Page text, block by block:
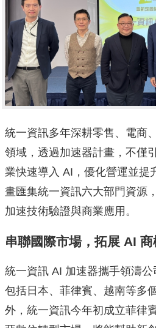
統一資訊多年深耕零售、電商
領域，透過加速器計畫，不僅
業快速導入 AI，優化營運並提
畫匯集統一資訊六大部門資源
加速技術驗證與商業應用。
串聯國際市場，拓展 AI 商
統一資訊 AI 加速器攜手領濤公
包括日本、菲律賓、越南等多
外，統一資訊今年初成立菲律